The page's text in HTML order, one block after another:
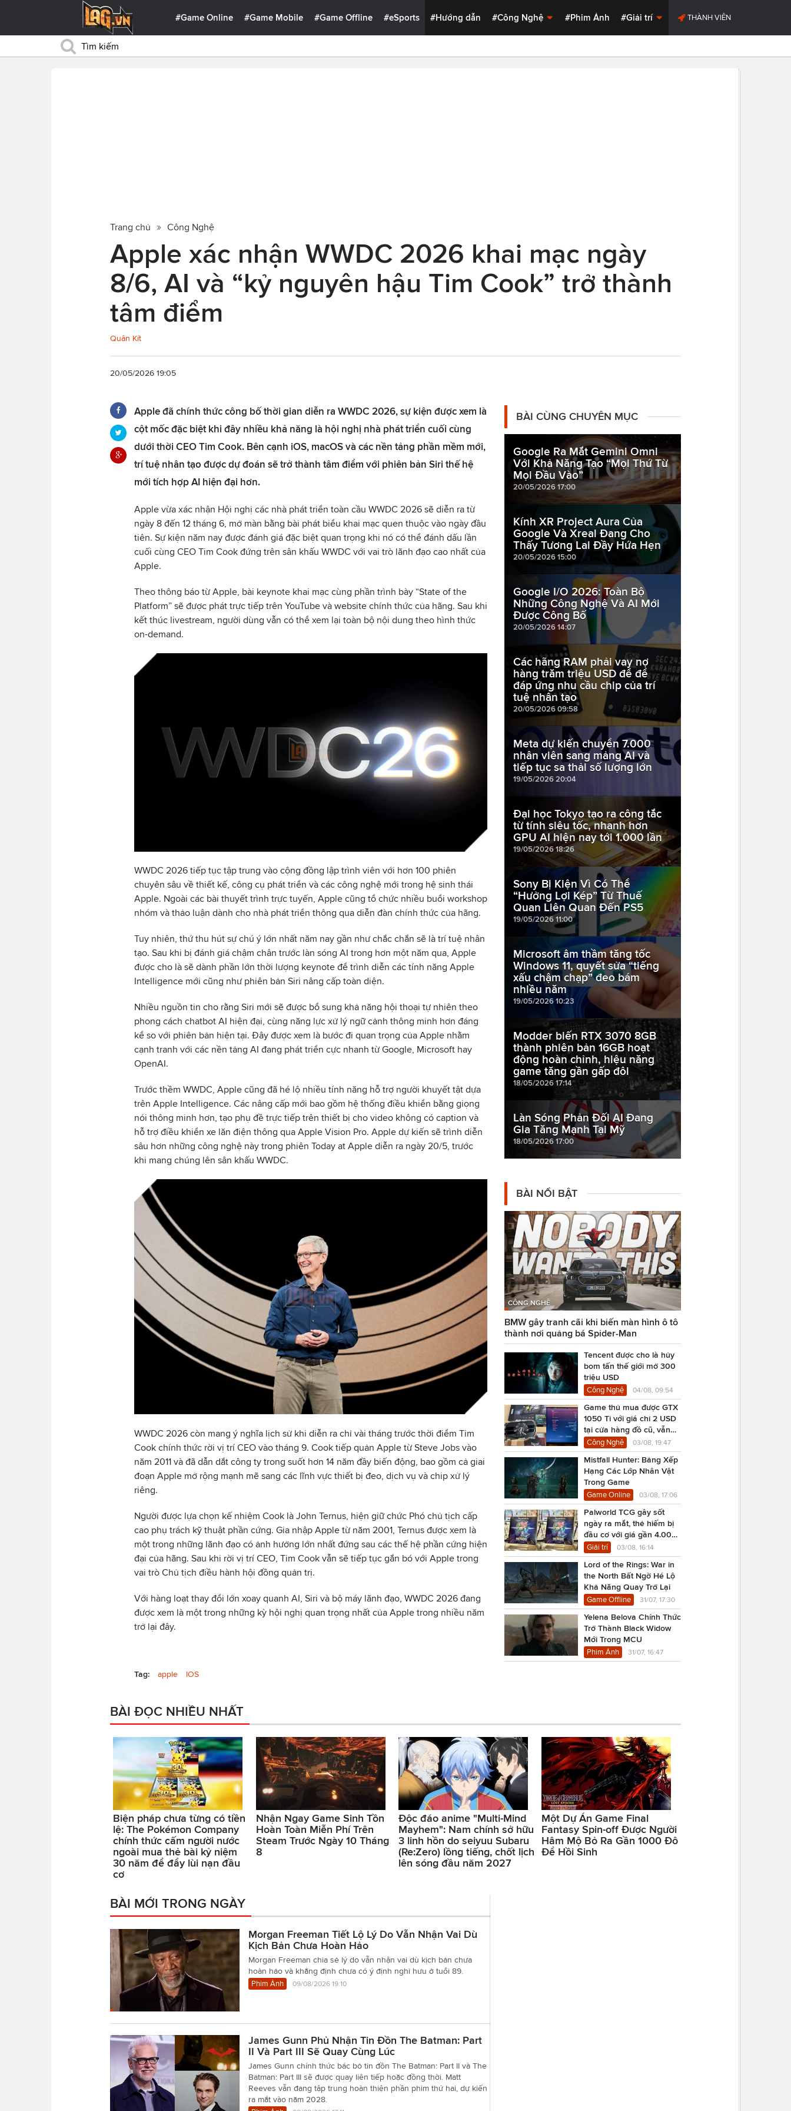
#Game Online #Game Mobile #Game Offline #eSports #Hướng dẫn #Công Nghệ #Phim Ảnh #Giải trí THÀNH VIÊN
Trang chủ Công Nghệ
Apple xác nhận WWDC 2026 khai mạc ngày
8/6, AI và “kỷ nguyên hậu Tim Cook” trở thành
tâm điểm
Quân Kít
20/05/2026 19:05
Apple đã chính thức công bố thời gian diễn ra WWDC 2026, sự kiện được xem là
cột mốc đặc biệt khi đây nhiều khả năng là hội nghị nhà phát triển cuối cùng
dưới thời CEO Tim Cook. Bên cạnh iOS, macOS và các nền tảng phần mềm mới,
trí tuệ nhân tạo được dự đoán sẽ trở thành tâm điểm với phiên bản Siri thế hệ
mới tích hợp AI hiện đại hơn.
Apple vừa xác nhận Hội nghị các nhà phát triển toàn cầu WWDC 2026 sẽ diễn ra từ
ngày 8 đến 12 tháng 6, mở màn bằng bài phát biểu khai mạc quen thuộc vào ngày đầu
tiên. Sự kiện năm nay được đánh giá đặc biệt quan trọng khi nó có thể đánh dấu lần
cuối cùng CEO Tim Cook đứng trên sân khấu WWDC với vai trò lãnh đạo cao nhất của
Apple.
Theo thông báo từ Apple, bài keynote khai mạc cùng phần trình bày “State of the
Platform” sẽ được phát trực tiếp trên YouTube và website chính thức của hãng. Sau khi
kết thúc livestream, người dùng vẫn có thể xem lại toàn bộ nội dung theo hình thức
on-demand.
WWDC 2026 tiếp tục tập trung vào cộng đồng lập trình viên với hơn 100 phiên
chuyên sâu về thiết kế, công cụ phát triển và các công nghệ mới trong hệ sinh thái
Apple. Ngoài các bài thuyết trình trực tuyến, Apple cũng tổ chức nhiều buổi workshop
nhóm và thảo luận dành cho nhà phát triển thông qua diễn đàn chính thức của hãng.
Tuy nhiên, thứ thu hút sự chú ý lớn nhất năm nay gần như chắc chắn sẽ là trí tuệ nhân
tạo. Sau khi bị đánh giá chậm chân trước làn sóng AI trong hơn một năm qua, Apple
được cho là sẽ dành phần lớn thời lượng keynote để trình diễn các tính năng Apple
Intelligence mới cũng như phiên bản Siri nâng cấp toàn diện.
Nhiều nguồn tin cho rằng Siri mới sẽ được bổ sung khả năng hội thoại tự nhiên theo
phong cách chatbot AI hiện đại, cùng năng lực xử lý ngữ cảnh thông minh hơn đáng
kể so với phiên bản hiện tại. Đây được xem là bước đi quan trọng của Apple nhằm
cạnh tranh với các nền tảng AI đang phát triển cực nhanh từ Google, Microsoft hay
OpenAI.
Trước thềm WWDC, Apple cũng đã hé lộ nhiều tính năng hỗ trợ người khuyết tật dựa
trên Apple Intelligence. Các nâng cấp mới bao gồm hệ thống điều khiển bằng giọng
nói thông minh hơn, tạo phụ đề trực tiếp trên thiết bị cho video không có caption và
hỗ trợ điều khiển xe lăn điện thông qua Apple Vision Pro. Apple dự kiến sẽ trình diễn
sâu hơn những công nghệ này trong phiên Today at Apple diễn ra ngày 20/5, trước
khi mang chúng lên sân khấu WWDC.
WWDC 2026 còn mang ý nghĩa lịch sử khi diễn ra chỉ vài tháng trước thời điểm Tim
Cook chính thức rời vị trí CEO vào tháng 9. Cook tiếp quản Apple từ Steve Jobs vào
năm 2011 và đã dẫn dắt công ty trong suốt hơn 14 năm đầy biến động, bao gồm cả giai
đoạn Apple mở rộng mạnh mẽ sang các lĩnh vực thiết bị đeo, dịch vụ và chip xử lý
riêng.
Người được lựa chọn kế nhiệm Cook là John Ternus, hiện giữ chức Phó chủ tịch cấp
cao phụ trách kỹ thuật phần cứng. Gia nhập Apple từ năm 2001, Ternus được xem là
một trong những lãnh đạo có ảnh hưởng lớn nhất đứng sau các thế hệ phần cứng hiện
đại của hãng. Sau khi rời vị trí CEO, Tim Cook vẫn sẽ tiếp tục gắn bó với Apple trong
vai trò Chủ tịch điều hành hội đồng quản trị.
Với hàng loạt thay đổi lớn xoay quanh AI, Siri và bộ máy lãnh đạo, WWDC 2026 đang
được xem là một trong những kỳ hội nghị quan trọng nhất của Apple trong nhiều năm
trở lại đây.
Tag: apple IOS
BÀI CÙNG CHUYÊN MỤC
Google Ra Mắt Gemini Omni
Với Khả Năng Tạo “Mọi Thứ Từ
Mọi Đầu Vào”
20/05/2026 17:00
Kính XR Project Aura Của
Google Và Xreal Đang Cho
Thấy Tương Lai Đầy Hứa Hẹn
20/05/2026 15:00
Google I/O 2026: Toàn Bộ
Những Công Nghệ Và AI Mới
Được Công Bố
20/05/2026 14:07
Các hãng RAM phải vay nợ
hàng trăm triệu USD để để
đáp ứng nhu cầu chip của trí
tuệ nhân tạo
20/05/2026 09:58
Meta dự kiến chuyển 7.000
nhân viên sang mảng AI và
tiếp tục sa thải số lượng lớn
19/05/2026 20:04
Đại học Tokyo tạo ra công tắc
từ tính siêu tốc, nhanh hơn
GPU AI hiện nay tới 1.000 lần
19/05/2026 18:26
Sony Bị Kiện Vì Có Thể
“Hưởng Lợi Kép” Từ Thuế
Quan Liên Quan Đến PS5
19/05/2026 11:00
Microsoft âm thầm tăng tốc
Windows 11, quyết sửa “tiếng
xấu chậm chạp” đeo bám
nhiều năm
19/05/2026 10:23
Modder biến RTX 3070 8GB
thành phiên bản 16GB hoạt
động hoàn chỉnh, hiệu năng
game tăng gần gấp đôi
18/05/2026 17:14
Làn Sóng Phản Đối AI Đang
Gia Tăng Mạnh Tại Mỹ
18/05/2026 17:00
BÀI NỔI BẬT
CÔNG NGHỆ
BMW gây tranh cãi khi biến màn hình ô tô
thành nơi quảng bá Spider-Man
Tencent được cho là hủy
bom tấn thế giới mở 300
triệu USD
Công Nghệ 04/08, 09:54
Game thủ mua được GTX
1050 Ti với giá chỉ 2 USD
tại cửa hàng đồ cũ, vẫn
chạy Cyberpunk 2077
Công Nghệ 03/08, 19:47
Mistfall Hunter: Bảng Xếp
Hạng Các Lớp Nhân Vật
Trong Game
Game Online 03/08, 17:06
Palworld TCG gây sốt
ngày ra mắt, thẻ hiếm bị
đầu cơ với giá gần 4.000
USD
Giải trí 03/08, 16:14
Lord of the Rings: War in
the North Bất Ngờ Hé Lộ
Khả Năng Quay Trở Lại
Game Offline 31/07, 17:30
Yelena Belova Chính Thức
Trở Thành Black Widow
Mới Trong MCU
Phim Ảnh 31/07, 16:47
BÀI ĐỌC NHIỀU NHẤT
Biện pháp chưa từng có tiền
lệ: The Pokémon Company
chính thức cấm người nước
ngoài mua thẻ bài kỷ niệm
30 năm để đẩy lùi nạn đầu
cơ
Nhận Ngay Game Sinh Tồn
Hoàn Toàn Miễn Phí Trên
Steam Trước Ngày 10 Tháng
8
Độc đáo anime "Multi-Mind
Mayhem": Nam chính sở hữu
3 linh hồn do seiyuu Subaru
(Re:Zero) lồng tiếng, chốt lịch
lên sóng đầu năm 2027
Một Dự Án Game Final
Fantasy Spin-off Được Người
Hâm Mộ Bỏ Ra Gần 1000 Đô
Để Hồi Sinh
BÀI MỚI TRONG NGÀY
Morgan Freeman Tiết Lộ Lý Do Vẫn Nhận Vai Dù
Kịch Bản Chưa Hoàn Hảo
Morgan Freeman chia sẻ lý do vẫn nhận vai dù kịch bản chưa
hoàn hảo và khẳng định chưa có ý định nghỉ hưu ở tuổi 89.
Phim Ảnh
09/08/2026 19:10
James Gunn Phủ Nhận Tin Đồn The Batman: Part
II Và Part III Sẽ Quay Cùng Lúc
James Gunn chính thức bác bỏ tin đồn The Batman: Part II và The
Batman: Part III sẽ được quay liên tiếp hoặc đồng thời. Matt
Reeves vẫn đang tập trung hoàn thiện phần phim thứ hai, dự kiến
ra mắt vào năm 2028.